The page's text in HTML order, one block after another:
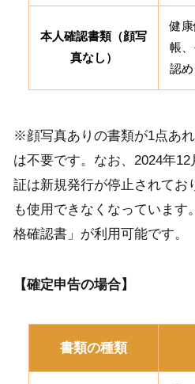
本人確認書類（顔写
真なし）
健
帳
認
※顔写真ありの書類が1点あ
は不要です。なお、2024年
証は新規発行が停止されてお
も使用できなくなっています
格確認書」が利用可能です。
【確定申告の場合】
書類の種類